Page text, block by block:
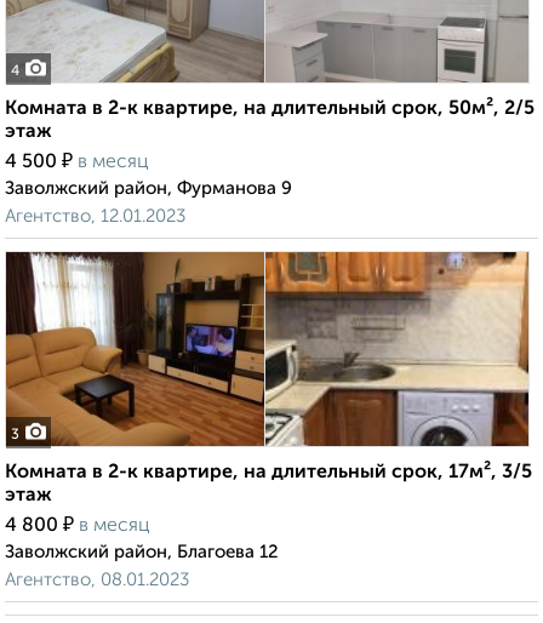
4
Комната в 2-к квартире, на длительный срок, 50м², 2/5
этаж
4 500 ₽ в месяц
Заволжский район, Фурманова 9
Агентство, 12.01.2023
3
Комната в 2-к квартире, на длительный срок, 17м², 3/5
этаж
4 800 ₽ в месяц
Заволжский район, Благоева 12
Агентство, 08.01.2023